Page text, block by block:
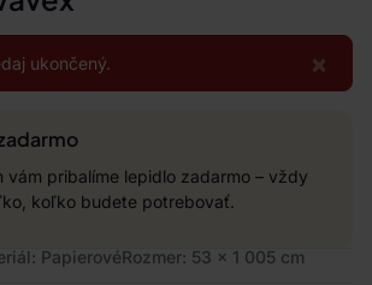
×
ukončený.
vám pribalíme lepidlo zadarmo – vždy
koľko budete potrebovať.
PapierovéRozmer: 53 x 1 005 cm